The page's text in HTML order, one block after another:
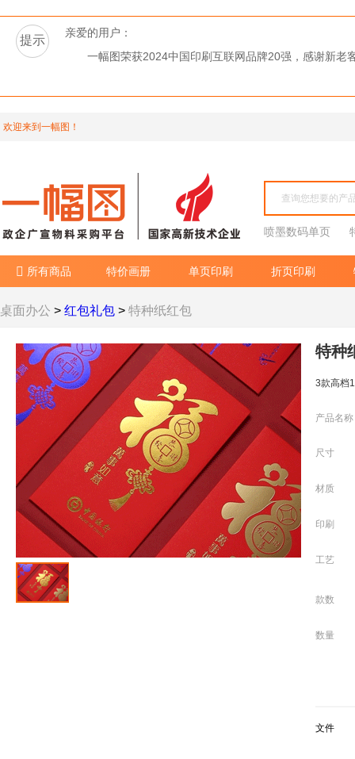
提示
亲爱的用户：
一幅图荣获2024中国印刷互联网品牌20强，感谢新老
欢迎来到一幅图！
喷墨数码单页
 所有商品 特价画册 单页印刷 折页印刷
桌面办公 > 红包礼包 > 特种纸红包
特种
3款高档
产品名称
尺寸
材质
印刷
工艺
款数
数量
文件